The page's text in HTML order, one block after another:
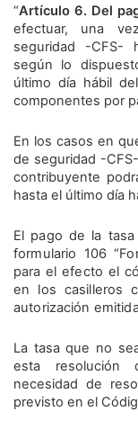
“Artículo 6. Del
efectuar, una
seguridad -CFS-
según lo
último día hábil
componentes por
En los casos en
de seguridad -
contribuyente
hasta el último día
El pago de la
formulario 106
para el efecto el
en los casilleros
autorización
La tasa que no
esta resolución
necesidad de
previsto en el